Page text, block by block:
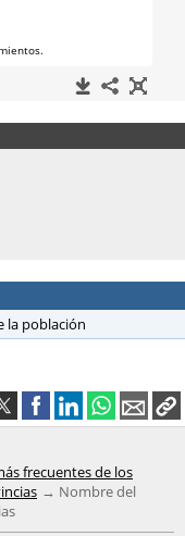
la población
frecuentes de los
Nombre del